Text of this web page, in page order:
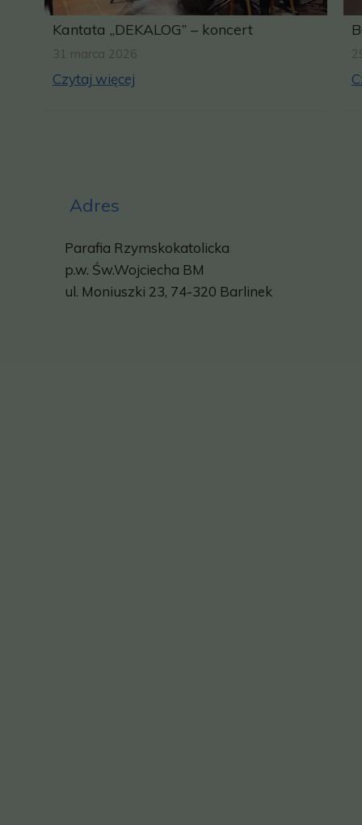
Kantata „DEKALOG” – koncert
31 marca 2026
Czytaj więcej
Adres
Parafia Rzymskokatolicka
p.w. Św.Wojciecha BM
ul. Moniuszki 23, 74-320 Barlinek